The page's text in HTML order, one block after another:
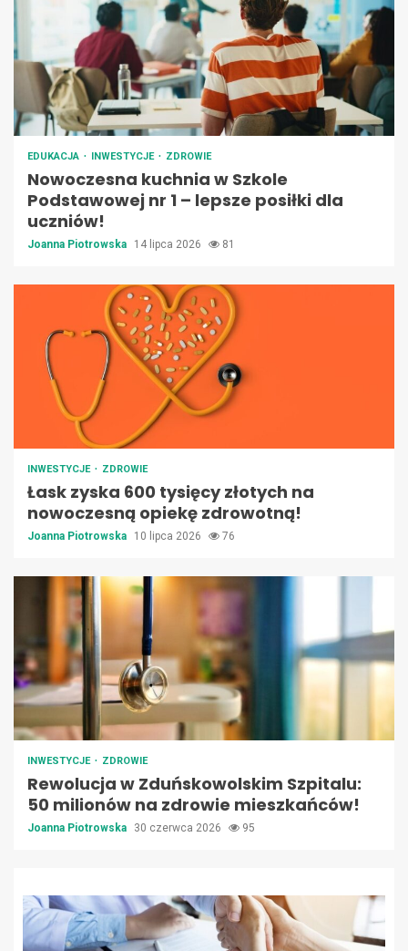
EDUKACJA INWESTYCJE ZDROWIE
Nowoczesna kuchnia w Szkole
Podstawowej nr 1 – lepsze posiłki dla
uczniów!
Joanna Piotrowska 14 lipca 2026 81
INWESTYCJE ZDROWIE
Łask zyska 600 tysięcy złotych na
nowoczesną opiekę zdrowotną!
Joanna Piotrowska 10 lipca 2026 76
INWESTYCJE ZDROWIE
Rewolucja w Zduńskowolskim Szpitalu:
50 milionów na zdrowie mieszkańców!
Joanna Piotrowska 30 czerwca 2026 95